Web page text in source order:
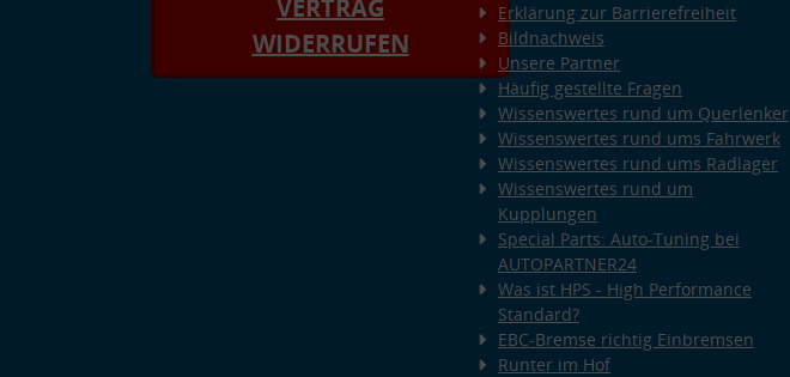
VERTRAG
WIDERRUFEN
Erklärung zur Barrierefreiheit
Bildnachweis
Unsere Partner
Häufig gestellte Fragen
Wissenswertes rund um Querlenker
Wissenswertes rund ums Fahrwerk
Wissenswertes rund ums Radlager
Wissenswertes rund um
Kupplungen
Special Parts: Auto-Tuning bei
AUTOPARTNER24
Was ist HPS - High Performance
Standard?
EBC-Bremse richtig Einbremsen
Runter im Hof